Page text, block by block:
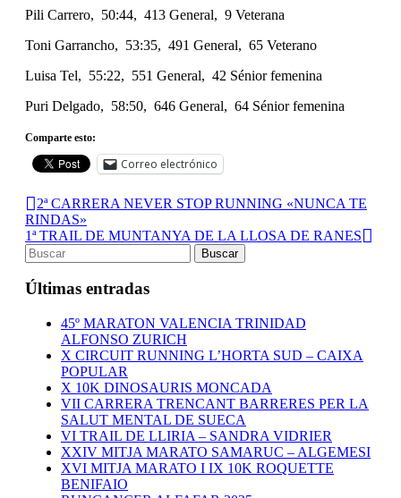
Pili Carrero, 50:44, 413 General, 9 Veterana
Toni Garrancho, 53:35, 491 General, 65 Veterano
Luisa Tel, 55:22, 551 General, 42 Sénior femenina
Puri Delgado, 58:50, 646 General, 64 Sénior femenina
Comparte esto:
Correo electrónico
2ª CARRERA NEVER STOP RUNNING «NUNCA TE
RINDAS»
1ª TRAIL DE MUNTANYA DE LA LLOSA DE RANES
Últimas entradas
45º MARATON VALENCIA TRINIDAD
ALFONSO ZURICH
X CIRCUIT RUNNING L’HORTA SUD – CAIXA
POPULAR
X 10K DINOSAURIS MONCADA
VII CARRERA TRENCANT BARRERES PER LA
SALUT MENTAL DE SUECA
VI TRAIL DE LLIRIA – SANDRA VIDRIER
XXIV MITJA MARATO SAMARUC – ALGEMESI
XVI MITJA MARATO I IX 10K ROQUETTE
BENIFAIO